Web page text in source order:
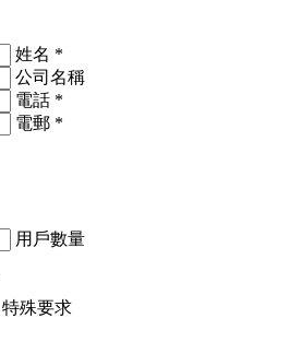
姓名 *
公司名稱
電話 *
電郵 *
用戶數量
特殊要求